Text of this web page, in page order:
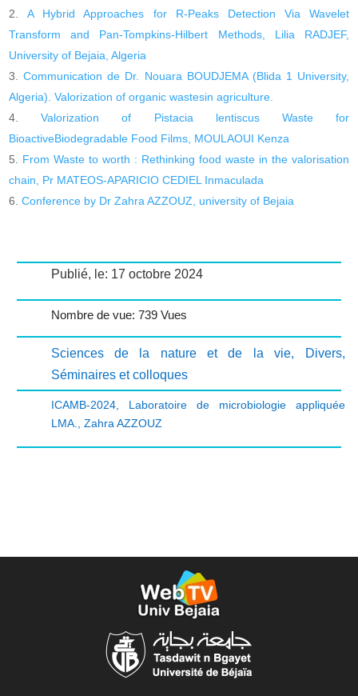
A Hybrid Approaches for R-Peaks Detection Via Wavelet
Transform and Pan-Tompkins-Hilbert Methods, Lilia RADJEF,
University of Bejaia, Algeria
Communication de Dr. Nouara BOUDJEMA (Blida 1 University,
Algeria). Valorization of organic wastesin agriculture.
Valorization of Pistacia lentiscus Waste for
BioactiveBiodegradable Food Films, MOULAOUI Kenza
From Waste to worth : Rethinking food waste in the valorisation
chain, Pr MATEOS-APARICIO CEDIEL Inmaculada
Conference by Dr Zahra AZZOUZ, university of Bejaia
Publié, le: 17 octobre 2024
Nombre de vue: 739 Vues
Sciences de la nature et de la vie, Divers,
Séminaires et colloques
ICAMB-2024, Laboratoire de microbiologie appliquée
LMA.
Zahra AZZOUZ